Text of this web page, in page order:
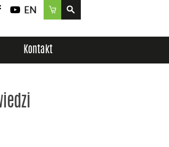
Facebook
YouTube
EN Sklep
Kontakt